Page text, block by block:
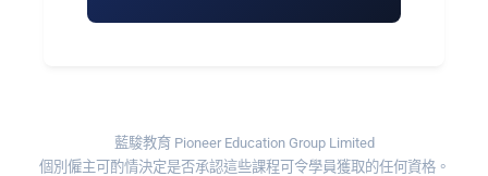
藍駿教育 Pioneer Education Group Limited
個別僱主可酌情決定是否承認這些課程可令學員獲取的任何資格。